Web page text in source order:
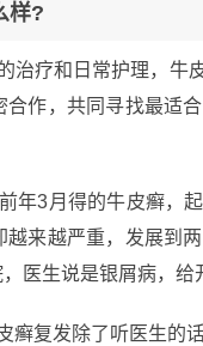
样?
治疗和日常护理，牛
作，共同寻找最适
年3月得的牛皮癣，
来越严重，发展到
医生说是银屑病，给
癣复发除了听医生的